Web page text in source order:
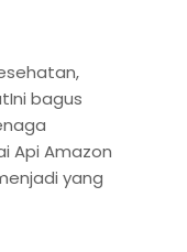
bagus
Api Amazon
yang